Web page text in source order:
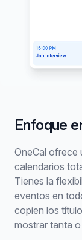
Enfoque
OneCal ofrece
calendarios
Tienes la
eventos en
copien los
mostrar tanta